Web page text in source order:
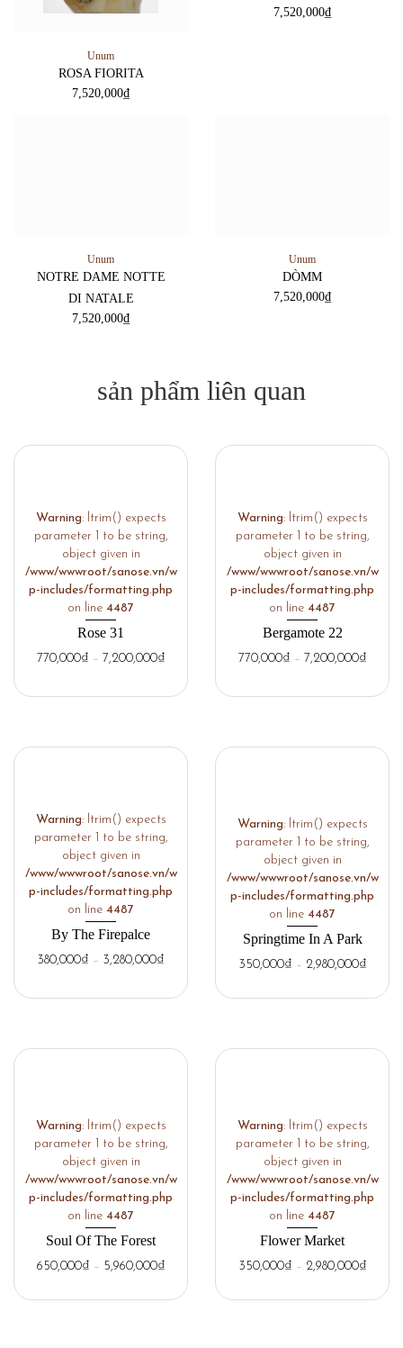
Unum
ROSA FIORITA
7,520,000₫
Unum
NOTRE DAME NOTTE
DI NATALE
7,520,000₫
Unum
DÒMM
7,520,000₫
sản phẩm liên quan
Warning: ltrim() expects
parameter 1 to be string,
object given in
/www/wwwroot/sanose.vn/w
p-includes/formatting.php
on line 4487
Rose 31
770,000₫ – 7,200,000₫
Warning: ltrim() expects
parameter 1 to be string,
object given in
/www/wwwroot/sanose.vn/w
p-includes/formatting.php
on line 4487
Bergamote 22
770,000₫ – 7,200,000₫
Warning: ltrim() expects
parameter 1 to be string,
object given in
/www/wwwroot/sanose.vn/w
p-includes/formatting.php
on line 4487
By The Firepalce
380,000₫ – 3,280,000₫
Warning: ltrim() expects
parameter 1 to be string,
object given in
/www/wwwroot/sanose.vn/w
p-includes/formatting.php
on line 4487
Springtime In A Park
350,000₫ – 2,980,000₫
Warning: ltrim() expects
parameter 1 to be string,
object given in
/www/wwwroot/sanose.vn/w
p-includes/formatting.php
on line 4487
Soul Of The Forest
650,000₫ – 5,960,000₫
Warning: ltrim() expects
parameter 1 to be string,
object given in
/www/wwwroot/sanose.vn/w
p-includes/formatting.php
on line 4487
Flower Market
350,000₫ – 2,980,000₫